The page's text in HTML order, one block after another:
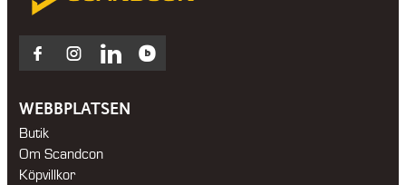
Facebook
Instagram
LinkedInBlocket
WEBBPLATSEN
Butik
Om Scandcon
Köpvillkor